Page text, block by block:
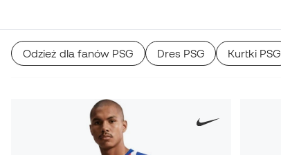
Odzież dla fanów PSG Dres PSG Kurtki PSG